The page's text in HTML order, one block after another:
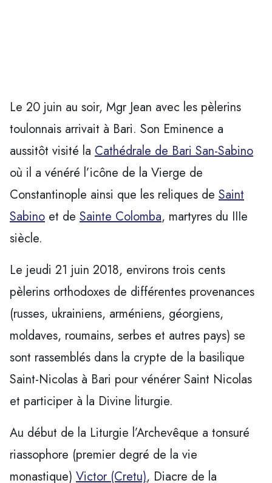
Le 20 juin au soir, Mgr Jean avec les pèlerins
toulonnais arrivait à Bari. Son Eminence a
aussitôt visité la Cathédrale de Bari San-Sabino
où il a vénéré l’icône de la Vierge de
Constantinople ainsi que les reliques de Saint
Sabino et de Sainte Colomba, martyres du IIIe
siècle.
Le jeudi 21 juin 2018, environs trois cents
pèlerins orthodoxes de différentes provenances
(russes, ukrainiens, arméniens, géorgiens,
moldaves, roumains, serbes et autres pays) se
sont rassemblés dans la crypte de la basilique
Saint-Nicolas à Bari pour vénérer Saint Nicolas
et participer à la Divine liturgie.
Au début de la Liturgie l’Archevêque a tonsuré
riassophore (premier degré de la vie
monastique) Victor (Cretu), Diacre de la